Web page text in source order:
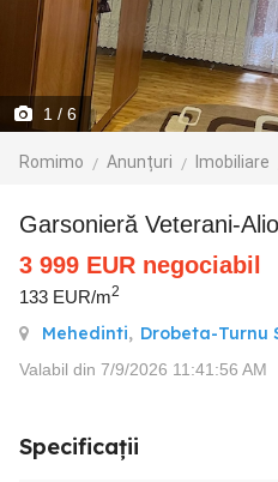
1 / 6
Romimo Anunțuri Imobiliare
Garsonieră Veterani-
3 999 EUR negociabil
133 EUR/m2
Mehedinti, Drobeta-Turnu
Valabil din 7/9/2026 11:41:56 AM
Specificații